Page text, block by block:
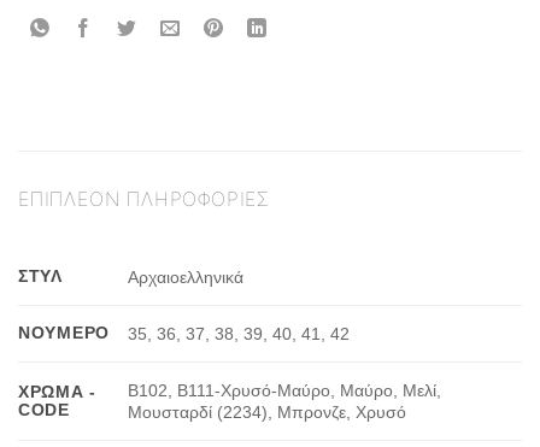
ΕΠΙΠΛΈΟΝ ΠΛΗΡΟΦΟΡΊΕΣ
ΣΤΥΛ Αρχαιοελληνικά
ΝΟΎΜΕΡΟ 35, 36, 37, 38, 39, 40, 41, 42
ΧΡΏΜΑ -
CODE
Β102, Β111-Χρυσό-Μαύρο, Μαύρο, Μελί,
Μουσταρδί (2234), Μπρονζε, Χρυσό